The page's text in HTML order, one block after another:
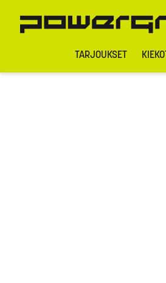
TARJOUKSET KIEKOT